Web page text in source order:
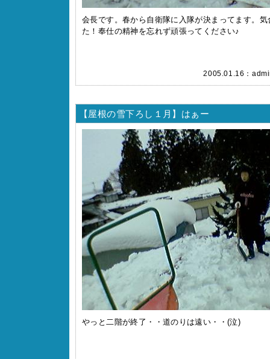
会長です。春から自衛隊に入隊が決まってます。
た！奉仕の精神を忘れず頑張ってください♪
2005.01.16：
【屋根の雪下ろし１月】はぁー
やっと二階が終了・・道のりは遠い・・(泣)